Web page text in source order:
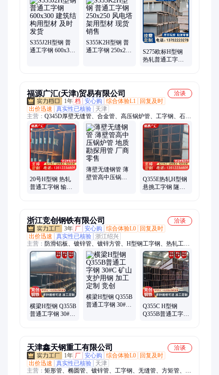
角钢、Q235B镀锌角钢、Q355D厚壁钢管、低温无缝管、Q345C
无缝管、化肥专用管、GB3087无缝钢管、高压锅炉管、友发镀
锌管、GB9948无缝钢管、直角方管、6063铝管、镀锌槽钢、20G
无缝钢管、镀锌无缝管、幕墙直角方管、Q235B镀锌槽钢
S355J2H型钢 普
通工字钢 600x300
S355K2H型钢 普
通工字钢 250x250
S275欧标H型钢
热轧普通工字钢
福源广汇(天津)贸易有限公司
洽谈
1年 档 安心购 综合体验L1
回复及时
出价迅速
真实性已核验
天津
主营： Q345D厚壁无缝管、合金管、高压锅炉管、工字钢、石油
裂化管、GB5310无缝钢管、低温管、高压管、镀锌钢管、方
管、镀锌方管、方矩管、欧标方矩管、无缝方管、矩形管、大口
径方管、B热浸镀锌无缝管、友发镀锌钢管、20G高压锅炉管、
Q345B无缝钢管、20G无缝钢管、冷拔无缝钢管、16Mn无缝管、
热浸镀锌无缝管
20号H型钢 热轧
普通工字钢 输电
薄壁无缝钢管 薄
壁管高中压锅炉
Q355E热轧H型钢
悬挑工字钢 隧道
浙江竞创钢铁有限公司
洽谈
3年 厂 安心购 综合体验L0
回复及时
出价迅速
真实性已核验 浙江绍兴
主营： 防滑铝板、镀锌管、镀锌方管、H型钢工字钢、热轧工字
钢、热镀锌扁钢、镀锌槽钢、冷镀锌螺旋管、花纹钢板、H型
钢、热镀锌花纹板、镀锌角钢、热轧H型钢、镀锌扁钢、热轧扁
钢、H型钢Q235B、Q235B镀锌槽钢、C型槽钢、花纹板、镀锌
压花板、低合金槽钢、不锈钢花纹板、镀锌花纹铁板、热浸镀锌
槽钢、冷轧板
横梁H型钢 Q355B
普通工字钢 30#C
横梁H型钢 Q355B
普通工字钢 30#C
Q355C H型钢
Q355B普通工字钢
天津鑫天钢重工有限公司
洽谈
1年 厂 安心购 综合体验L0
回复及时
出价迅速
真实性已核验
天津
主营： 矩形管、椭圆管、镀锌管、工字钢、无缝管、方矩管、穿